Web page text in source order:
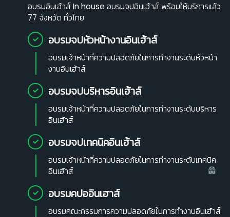
อบรมอินเฮ้าส์ In house อบรมจปอินเฮ้าส์ พร้อมให้บริการแล้ว
77 จังหวัด ทั่วไทย
อบรมจปหัวหน้างานอินเฮ้าส์
อบรมเจ้าหน้าที่ความปลอดภัยในการทำงานระดับหัวหน้า
งานอินเฮ้าส์
อบรมจปบริหารอินเฮ้าส์
อบรมเจ้าหน้าที่ความปลอดภัยในการทำงานระดับบริหาร
อินเฮ้าส์
อบรมจปเทคนิคอินเฮ้าส์
อบรมเจ้าหน้าที่ความปลอดภัยในการทำงานระดับเทคนิค
อินเฮ้าส์
อบรมคปออินเฮาส์
อบรมคณะกรรมการความปลอดภัยในการทำงานอินเฮ้าส์